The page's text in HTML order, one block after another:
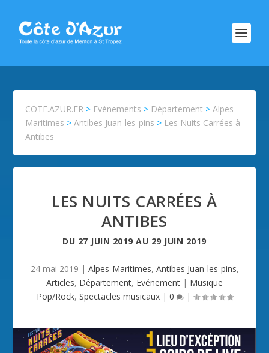
COTE.AZUR.FR > Evénements > Département >Alpes-
Maritimes >Antibes Juan-les-pins > Les Nuits Carrées à
Antibes
LES NUITS CARRÉES À
ANTIBES
DU 27 JUIN 2019 AU 29 JUIN 2019
24 mai 2019 | Alpes-Maritimes, Antibes Juan-les-pins,
Articles, Département, Evénement | Musique
Pop/Rock, Spectacles musicaux| 0 |